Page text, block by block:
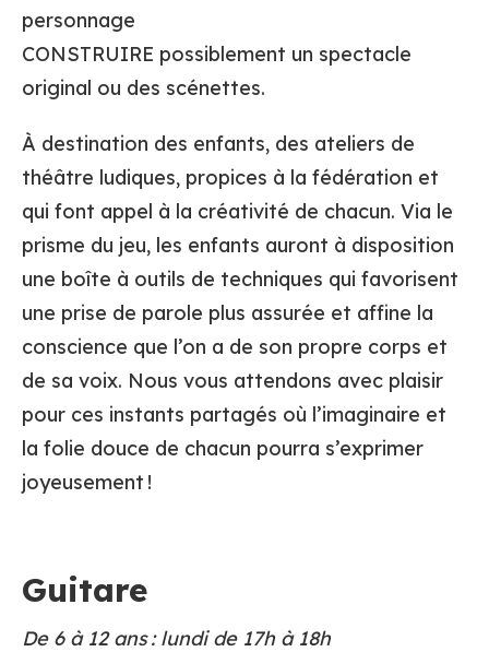
personnage
CONSTRUIRE possiblement un spectacle
original ou des scénettes.
À destination des enfants, des ateliers de
théâtre ludiques, propices à la fédération et
qui font appel à la créativité de chacun. Via le
prisme du jeu, les enfants auront à disposition
une boîte à outils de techniques qui favorisent
une prise de parole plus assurée et affine la
conscience que l’on a de son propre corps et
de sa voix. Nous vous attendons avec plaisir
pour ces instants partagés où l’imaginaire et
la folie douce de chacun pourra s’exprimer
joyeusement !
Guitare
De 6 à 12 ans : lundi de 17h à 18h